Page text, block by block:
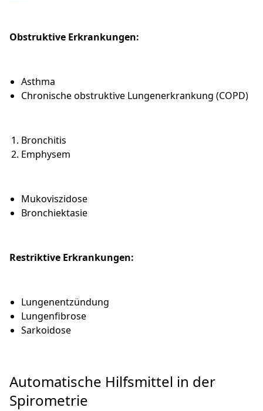
Obstruktive Erkrankungen:
Asthma
Chronische obstruktive Lungenerkrankung (COPD)
Bronchitis
Emphysem
Mukoviszidose
Bronchiektasie
Restriktive Erkrankungen:
Lungenentzündung
Lungenfibrose
Sarkoidose
Automatische Hilfsmittel in der
Spirometrie